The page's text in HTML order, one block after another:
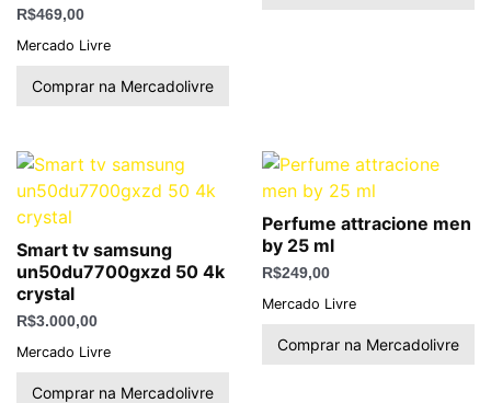
R$469,00
Mercado Livre
Comprar na Mercadolivre
Smart tv samsung
un50du7700gxzd 50 4k
crystal
R$3.000,00
Mercado Livre
Comprar na Mercadolivre
Perfume attracione men
by 25 ml
R$249,00
Mercado Livre
Comprar na Mercadolivre